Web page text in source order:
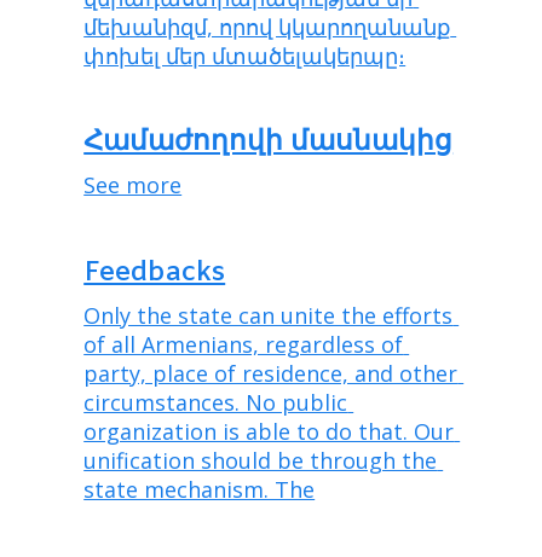
մեխանիզմ, որով կկարողանանք
փոխել մեր մտածելակերպը։
Համաժողովի մասնակից
See more
Feedbacks
Only the state can unite the efforts
of all Armenians, regardless of
party, place of residence, and other
circumstances. No public
organization is able to do that. Our
unification should be through the
state mechanism. The